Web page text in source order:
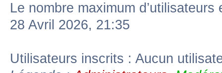
Le nombre maximum
28 Avril 2026, 21:35
Utilisateurs inscrits : Aucun